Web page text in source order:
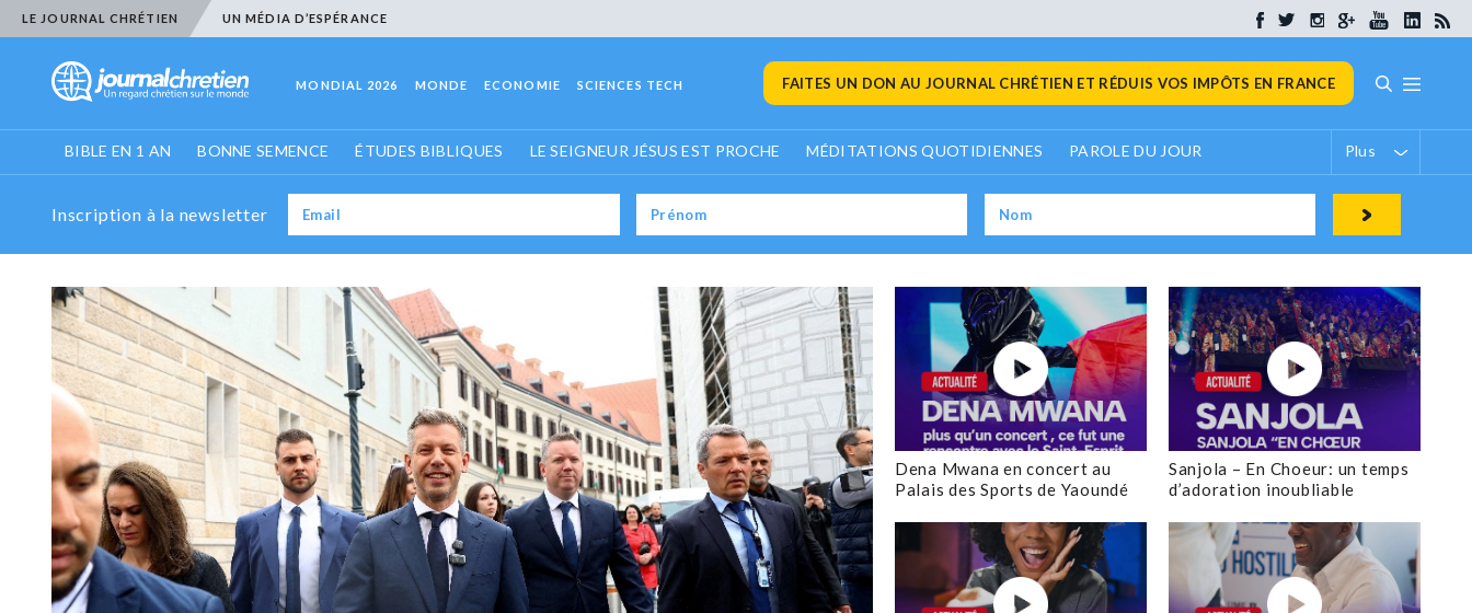
LE JOURNAL CHRÉTIEN UN MÉDIA D’ESPÉRANCE
MONDIAL 2026 MONDE ECONOMIE SCIENCES TECH FAITES UN DON AU JOURNAL CHRÉTIEN ET RÉDUIS VOS IMPÔTS EN FRANCE
BIBLE EN 1 AN BONNE SEMENCE ÉTUDES BIBLIQUES LE SEIGNEUR JÉSUS EST PROCHE MÉDITATIONS QUOTIDIENNES PAROLE DU JOUR Plus
Inscription à la newsletter
Dena Mwana en concert au
Palais des Sports de Yaoundé
Sanjola – En Choeur: un temps
d’adoration inoubliable